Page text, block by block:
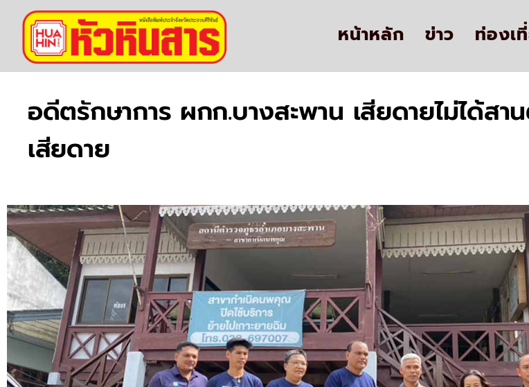
หน้าหลัก ข่าว ท่องเ
อดีตรักษาการ ผกก.บางสะพาน เสียดายไม่ได้ส
เสียดาย